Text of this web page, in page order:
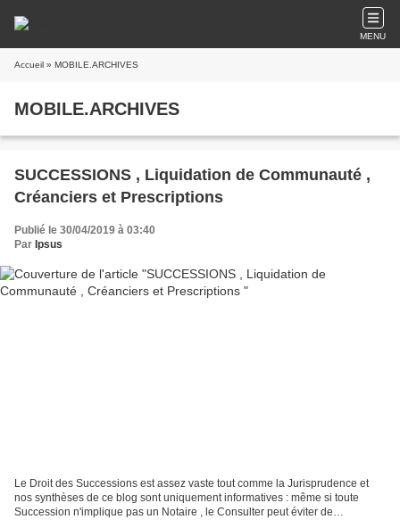
MENU
Accueil » MOBILE.ARCHIVES
MOBILE.ARCHIVES
SUCCESSIONS , Liquidation de Communauté ,
Créanciers et Prescriptions
Publié le 30/04/2019 à 03:40
Par Ipsus
Le Droit des Successions est assez vaste tout comme la Jurisprudence et
nos synthèses de ce blog sont uniquement informatives : même si toute
Succession n'implique pas un Notaire , le Consulter peut éviter de